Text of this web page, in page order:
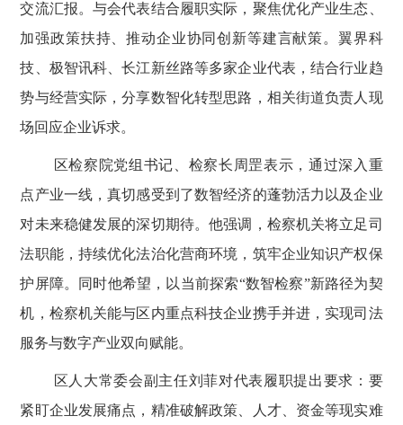
交流汇报。与会代表结合履职实际，聚焦优化产业生态、
加强政策扶持、推动企业协同创新等建言献策。翼界科
技、极智讯科、长江新丝路等多家企业代表，结合行业趋
势与经营实际，分享数智化转型思路，相关街道负责人现
场回应企业诉求。
区检察院党组书记、检察长周罡表示，通过深入重
点产业一线，真切感受到了数智经济的蓬勃活力以及企业
对未来稳健发展的深切期待。他强调，检察机关将立足司
法职能，持续优化法治化营商环境，筑牢企业知识产权保
护屏障。同时他希望，以当前探索“数智检察”新路径为契
机，检察机关能与区内重点科技企业携手并进，实现司法
服务与数字产业双向赋能。
区人大常委会副主任刘菲对代表履职提出要求：要
紧盯企业发展痛点，精准破解政策、人才、资金等现实难